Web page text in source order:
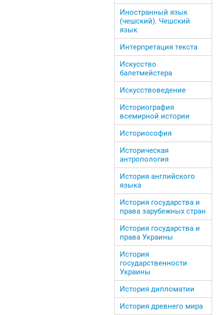
Иностранный язык
(чешский). Чешский
язык
Интерпретация текста
Искусство
балетмейстера
Искусствоведение
Историография
всемирной истории
Историософия
Историческая
антропология
История английского
языка
История государства и
права зарубежных стран
История государства и
права Украины
История
государственности
Украины
История дипломатии
История древнего мира